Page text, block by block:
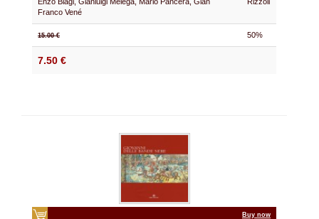
Franco Vené
15.00 € 50%
7.50 €
Buy now